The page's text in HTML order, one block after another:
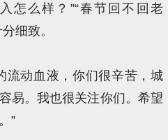
怎么样？”“春节回不回老
细致。
流动血液，你们很辛苦，城
易。我也很关注你们。希望
”